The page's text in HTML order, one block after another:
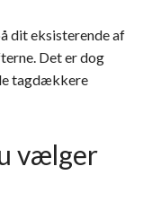
dit eksisterende af
Det er dog
tagdækkere
vælger